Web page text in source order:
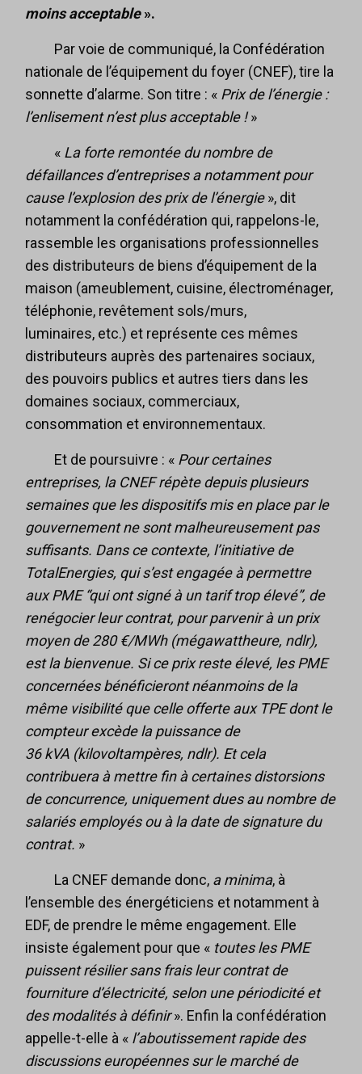
moins acceptable».
Par voie de communiqué, la Confédération
nationale de l’équipement du foyer (CNEF), tire la
sonnette d’alarme. Son titre : « Prix de l’énergie :
l’enlisement n’est plus acceptable !»
« La forte remontée du nombre de
défaillances d’entreprises a notamment pour
cause l’explosion des prix de l’énergie», dit
notamment la confédération qui, rappelons-le,
rassemble les organisations professionnelles
des distributeurs de biens d’équipement de la
maison (ameublement, cuisine, électroménager,
téléphonie, revêtement sols/murs,
luminaires, etc.) et représente ces mêmes
distributeurs auprès des partenaires sociaux,
des pouvoirs publics et autres tiers dans les
domaines sociaux, commerciaux,
consommation et environnementaux.
Et de poursuivre : « Pour certaines
entreprises, la CNEF répète depuis plusieurs
semaines que les dispositifs mis en place par le
gouvernement ne sont malheureusement pas
suffisants. Dans ce contexte, l’initiative de
TotalEnergies, qui s’est engagée à permettre
aux PME “qui ont signé à un tarif trop élevé”, de
renégocier leur contrat, pour parvenir à un prix
moyen de 280 €/MWh (mégawattheure, ndlr),
est la bienvenue. Si ce prix reste élevé, les PME
concernées bénéficieront néanmoins de la
même visibilité que celle offerte aux TPE dont le
compteur excède la puissance de
36 kVA (kilovoltampères, ndlr). Et cela
contribuera à mettre fin à certaines distorsions
de concurrence, uniquement dues au nombre de
salariés employés ou à la date de signature du
contrat. »
La CNEF demande donc, a minima, à
l’ensemble des énergéticiens et notamment à
EDF, de prendre le même engagement. Elle
insiste également pour que « toutes les PME
puissent résilier sans frais leur contrat de
fourniture d’électricité, selon une périodicité et
des modalités à définir». Enfin la confédération
appelle-t-elle à « l’aboutissement rapide des
discussions européennes sur le marché de